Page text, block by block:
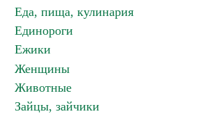
Еда, пища, кулинария
Единороги
Ежики
Женщины
Животные
Зайцы, зайчики